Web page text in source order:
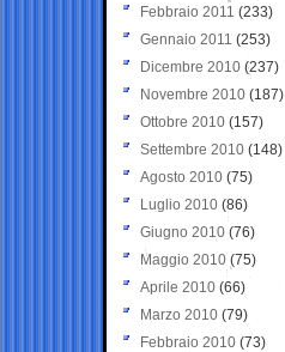
Febbraio 2011 (233)
Gennaio 2011 (253)
Dicembre 2010 (237)
Novembre 2010 (187)
Ottobre 2010 (157)
Settembre 2010 (148)
Agosto 2010 (75)
Luglio 2010 (86)
Giugno 2010 (76)
Maggio 2010 (75)
Aprile 2010 (66)
Marzo 2010 (79)
Febbraio 2010 (73)